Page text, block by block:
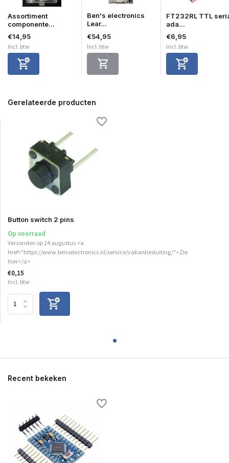
Assortiment
componente...
€14,95
Incl. btw
Ben's electronics
Lear...
€54,95
Incl. btw
FT232RL TTL
ada...
€6,95
Incl. btw
Gerelateerde producten
Button switch 2 pins
Op voorraad
Verzonden op 24 augustus <a
href="https://www.benselectronics.nl/service/vakantiesluiting/">Zie
hier</a>
€0,15
Incl. btw
Recent bekeken